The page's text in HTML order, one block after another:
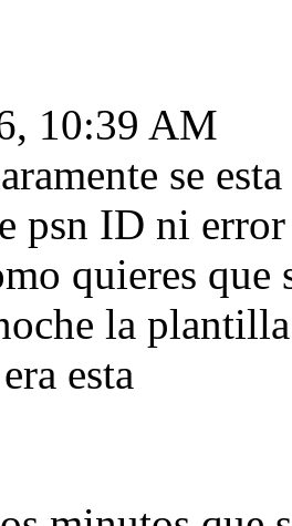
10:39 AM
se
psn ID ni
quieres
la
esta